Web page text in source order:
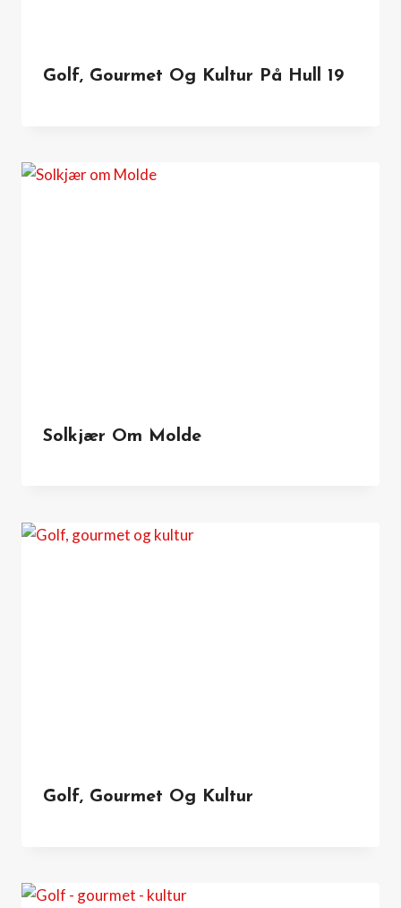
Golf, Gourmet Og Kultur På Hull 19
Solkjær Om Molde
Golf, Gourmet Og Kultur